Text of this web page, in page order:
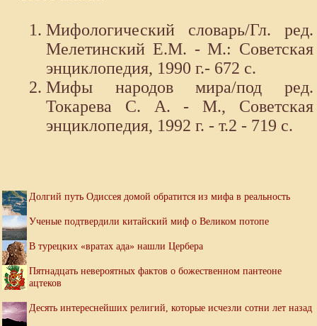
Мифологический словарь/Гл. ред.
Мелетинский Е.М. - М.: Советская
энциклопедия, 1990 г.- 672 с.
Мифы народов мира/под ред.
Токарева С. А. - М., Советская
энциклопедия, 1992 г. - т.2 - 719 с.
Долгий путь Одиссея домой обратится из мифа в реальность
Ученые подтвердили китайский миф о Великом потопе
В турецких «вратах ада» нашли Цербера
Пятнадцать невероятных фактов о божественном пантеоне
ацтеков
Десять интереснейших религий, которые исчезли сотни лет назад